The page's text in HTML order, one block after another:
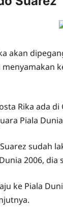
akan
Rika ada
Piala
sudah
2006,
ke Piala